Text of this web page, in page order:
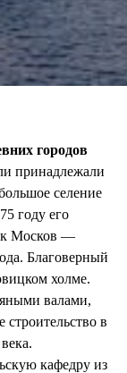
городов
принадлежали
селение
году его
Москов —
Благоверный
холме.
валами,
в
кафедру из